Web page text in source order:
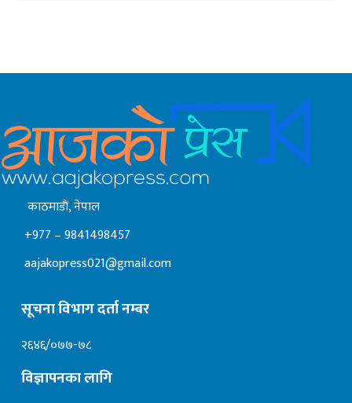
काठमाडाैं, नेपाल
+977 – 9841498457
aajakopress021@gmail.com
सूचना विभाग दर्ता नम्बर
२६४६/०७७-७८
विज्ञापनका लागि